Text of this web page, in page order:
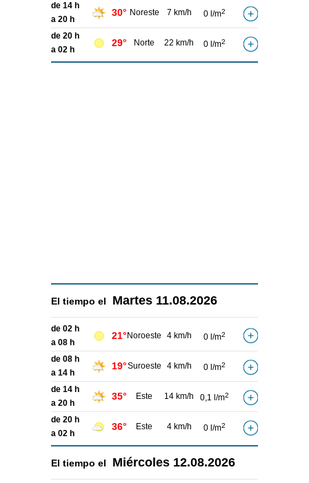
de 14 h
a 20 h
30° Noreste 7 km/h 0 l/m2
de 20 h
a 02 h
29° Norte 22 km/h 0 l/m2
El tiempo el Martes 11.08.2026
de 02 h
a 08 h
21° Noroeste 4 km/h 0 l/m2
de 08 h
a 14 h
19°Suroeste 4 km/h 0 l/m2
de 14 h
a 20 h
35° Este 14 km/h 0,1 l/m2
de 20 h
a 02 h
36° Este 4 km/h 0 l/m2
El tiempo el Miércoles 12.08.2026